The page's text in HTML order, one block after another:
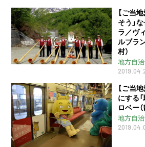
【ご当
そう」
ラ／ヴ
ルブラ
村）
地方自治
【ご当
にする
ロベー
地方自治